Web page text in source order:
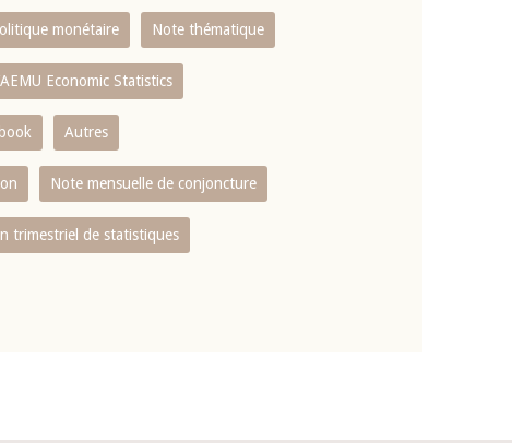
monétaire Note thématique
Economic Statistics
Autres
Note mensuelle de conjoncture
trimestriel de statistiques